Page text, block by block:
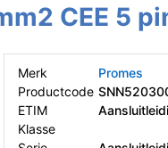
CEE 5
Merk
Promes
Productcode
ETIM
Klasse